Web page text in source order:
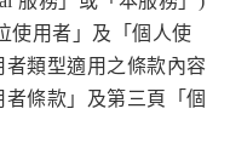
使用者」及「個人使
類型適用之條款內容
條款」及第三頁「個